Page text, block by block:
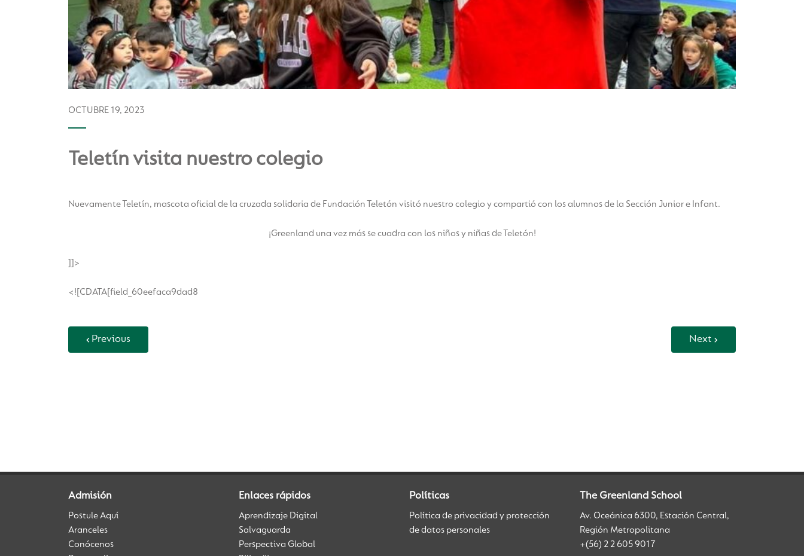
OCTUBRE 19, 2023
Teletín visita nuestro colegio
Nuevamente Teletín, mascota oficial de la cruzada solidaria de Fundación Teletón visitó nuestro colegio y compartió con los alumnos de la Sección Junior e Infant.
¡Greenland una vez más se cuadra con los niños y niñas de Teletón!
]]>
<![CDATA[field_60eefaca9dad8
Previous Next
Admisión
Postule Aquí
Aranceles
Conócenos
Enlaces rápidos
Aprendizaje Digital
Salvaguarda
Perspectiva Global
Políticas
Política de privacidad y protección
de datos personales
The Greenland School
Av. Oceánica 6300, Estación Central,
Región Metropolitana
+(56) 2 2 605 9017